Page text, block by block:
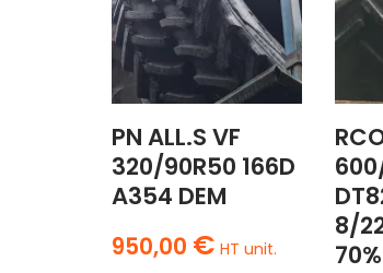
PN ALL.S VF
320/90R50 166D
A354 DEM
950,00 € HT unit.
8/
70%